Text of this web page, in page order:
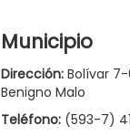
Municipio
Dirección: Bolívar
Benigno Malo
Teléfono: (593-7)